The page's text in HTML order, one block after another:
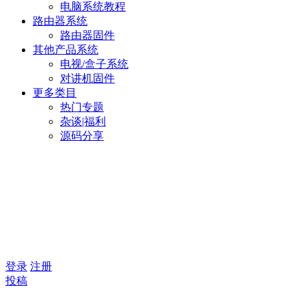
电脑系统教程
路由器系统
路由器固件
其他产品系统
电视/盒子系统
对讲机固件
更多类目
热门专题
杂谈|福利
源码分享
登录 注册
投稿